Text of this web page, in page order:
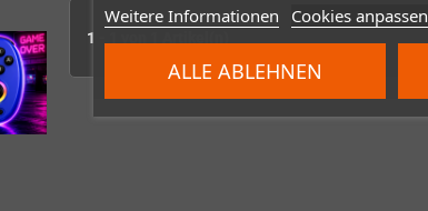
Weitere Informationen Cookies anpassen
ALLE ABLEHNEN
1 - 1 von 1 Artikel(n)